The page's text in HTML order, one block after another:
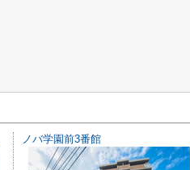
ノバ学園前3番館